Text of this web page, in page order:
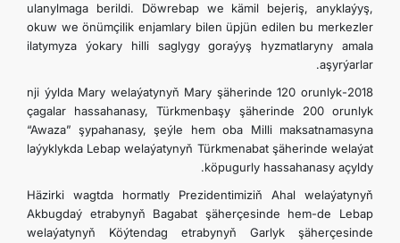
ulanylmaga berildi. Döwrebap we kämil bejeriş, anyklaýyş,
okuw we önümçilik enjamlary bilen üpjün edilen bu merkezler
ilatymyza ýokary hilli saglygy goraýyş hyzmatlaryny amala
aşyrýarlar.
2018-nji ýylda Mary welaýatynyň Mary şäherinde 120 orunlyk
çagalar hassahanasy, Türkmenbaşy şäherinde 200 orunlyk
“Awaza” şypahanasy, şeýle hem oba Milli maksatnamasyna
laýyklykda Lebap welaýatynyň Türkmenabat şäherinde welaýat
köpugurly hassahanasy açyldy.
Häzirki wagtda hormatly Prezidentimiziň Ahal welaýatynyň
Akbugdaý etrabynyň Bagabat şäherçesinde hem-de Lebap
welaýatynyň Köýtendag etrabynyň Garlyk şäherçesinde